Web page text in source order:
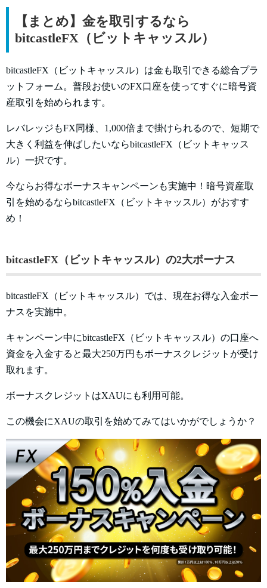
【まとめ】金を取引するなら
bitcastleFX（ビットキャッスル）
bitcastleFX（ビットキャッスル）は金も取引できる総合プラ
ットフォーム。普段お使いのFX口座を使ってすぐに暗号資
産取引を始められます。
レバレッジもFX同様、1,000倍まで掛けられるので、短期で
大きく利益を伸ばしたいならbitcastleFX（ビットキャッス
ル）一択です。
今ならお得なボーナスキャンペーンも実施中！暗号資産取
引を始めるならbitcastleFX（ビットキャッスル）がおすす
め！
bitcastleFX（ビットキャッスル）の2大ボーナス
bitcastleFX（ビットキャッスル）では、現在お得な入金ボー
ナスを実施中。
キャンペーン中にbitcastleFX（ビットキャッスル）の口座へ
資金を入金すると最大250万円もボーナスクレジットが受け
取れます。
ボーナスクレジットはXAUにも利用可能。
この機会にXAUの取引を始めてみてはいかがでしょうか？